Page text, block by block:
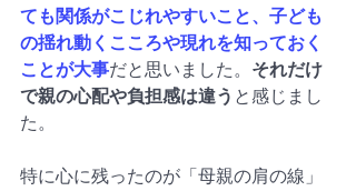
ても関係がこじれやすいこと、子ども
の揺れ動くこころや現れを知っておく
ことが大事だと思いました。 それだけ
で親の心配や負担感は違う と感じまし
た。
特に心に残ったのが「母親の肩の線」